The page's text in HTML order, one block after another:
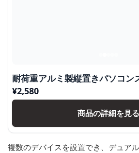
耐荷重アルミ製縦置きパソコン
¥2,580
商品の詳細を見る
複数のデバイスを設置でき、デュア